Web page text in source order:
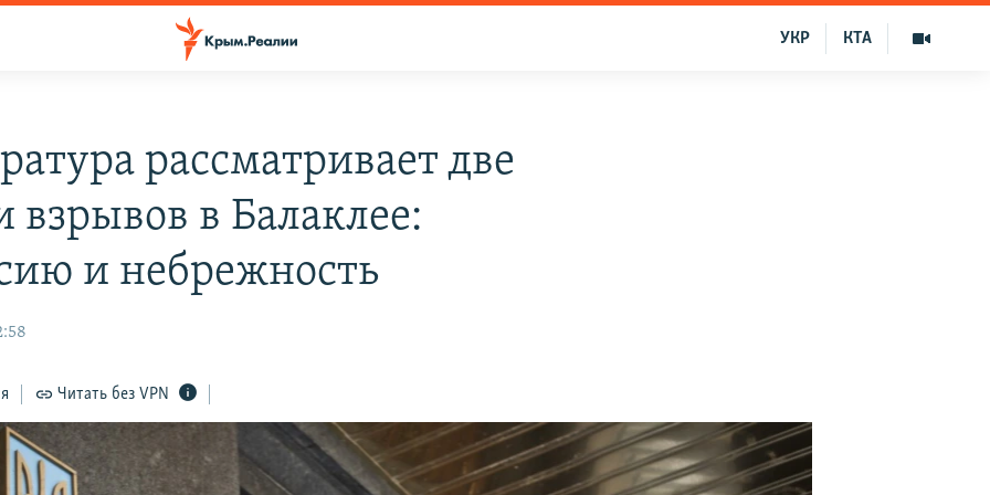
КТА
УКР
рассматривает две
взрывов в Балаклее:
и небрежность
Читать без VPN